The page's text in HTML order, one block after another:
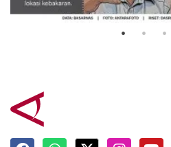
3 Agustus 2026